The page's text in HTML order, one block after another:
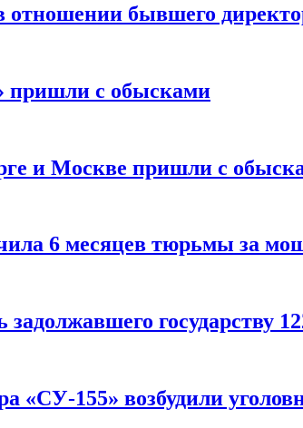
отношении бывшего
пришли с обысками
и Москве пришли с
6 месяцев тюрьмы за
задолжавшего
«СУ-155» возбудили